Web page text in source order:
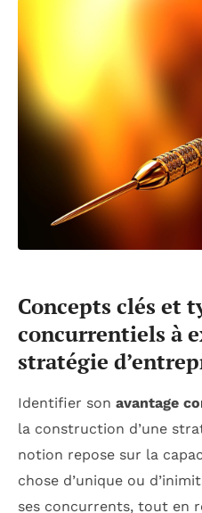
Concepts clés et
concurrentiels à
stratégie
Identifier son avantage
la construction d’une
notion repose sur la
chose d’unique ou
ses concurrents, tout en